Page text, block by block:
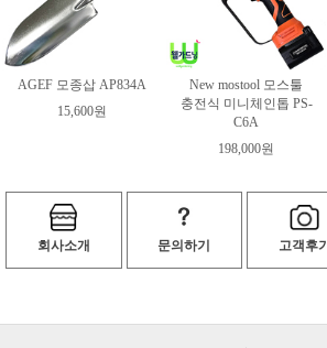
AGEF 모종삽 AP834A
15,600원
New mostool 모스툴
충전식 미니체인톱 PS-
C6A
198,000원
회사소개 문의하기 고객후기